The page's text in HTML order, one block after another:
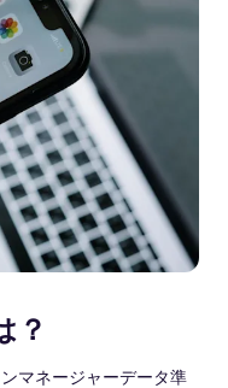
？
マネージャーデータ準